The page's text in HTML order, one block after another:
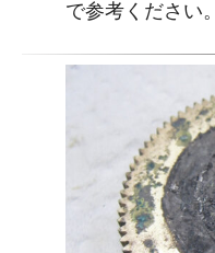
で参考ください。